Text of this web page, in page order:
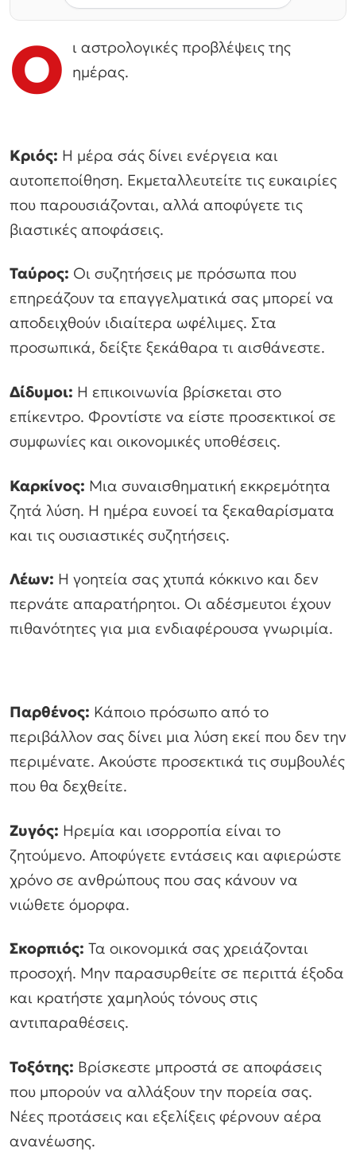
Ο ι αστρολογικές προβλέψεις της
ημέρας.
Κριός: Η μέρα σάς δίνει ενέργεια και
αυτοπεποίθηση. Εκμεταλλευτείτε τις ευκαιρίες
που παρουσιάζονται, αλλά αποφύγετε τις
βιαστικές αποφάσεις.
Ταύρος: Οι συζητήσεις με πρόσωπα που
επηρεάζουν τα επαγγελματικά σας μπορεί να
αποδειχθούν ιδιαίτερα ωφέλιμες. Στα
προσωπικά, δείξτε ξεκάθαρα τι αισθάνεστε.
Δίδυμοι: Η επικοινωνία βρίσκεται στο
επίκεντρο. Φροντίστε να είστε προσεκτικοί σε
συμφωνίες και οικονομικές υποθέσεις.
Καρκίνος: Μια συναισθηματική εκκρεμότητα
ζητά λύση. Η ημέρα ευνοεί τα ξεκαθαρίσματα
και τις ουσιαστικές συζητήσεις.
Λέων: Η γοητεία σας χτυπά κόκκινο και δεν
περνάτε απαρατήρητοι. Οι αδέσμευτοι έχουν
πιθανότητες για μια ενδιαφέρουσα γνωριμία.
Παρθένος: Κάποιο πρόσωπο από το
περιβάλλον σας δίνει μια λύση εκεί που δεν την
περιμένατε. Ακούστε προσεκτικά τις συμβουλές
που θα δεχθείτε.
Ζυγός: Ηρεμία και ισορροπία είναι το
ζητούμενο. Αποφύγετε εντάσεις και αφιερώστε
χρόνο σε ανθρώπους που σας κάνουν να
νιώθετε όμορφα.
Σκορπιός: Τα οικονομικά σας χρειάζονται
προσοχή. Μην παρασυρθείτε σε περιττά έξοδα
και κρατήστε χαμηλούς τόνους στις
αντιπαραθέσεις.
Τοξότης: Βρίσκεστε μπροστά σε αποφάσεις
που μπορούν να αλλάξουν την πορεία σας.
Νέες προτάσεις και εξελίξεις φέρνουν αέρα
ανανέωσης.